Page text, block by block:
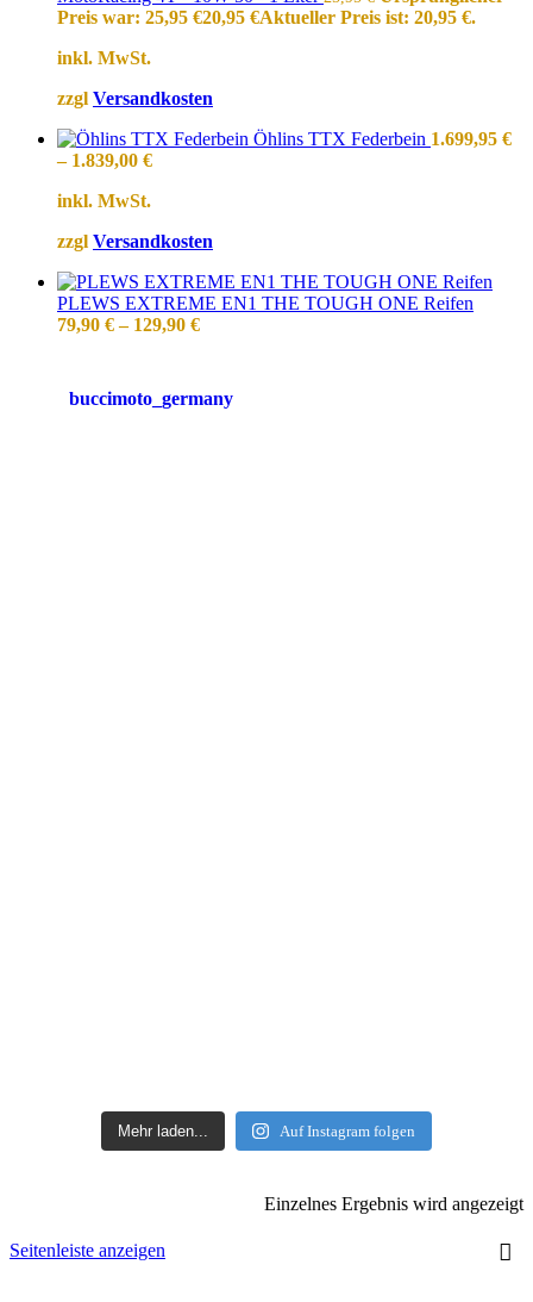
Preis war: 25,95 €20,95 €Aktueller Preis ist: 20,95 €.
inkl. MwSt.
zzgl Versandkosten
Öhlins TTX Federbein 1.699,95 €
– 1.839,00 €
inkl. MwSt.
zzgl Versandkosten
PLEWS EXTREME EN1 THE TOUGH ONE Reifen
79,90 €– 129,90 €
buccimoto_germany
Mehr laden... Auf Instagram folgen
Einzelnes Ergebnis wird angezeigt
Seitenleiste anzeigen